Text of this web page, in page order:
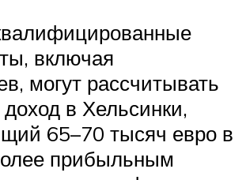
включая
могут рассчитывать
доход в Хельсинки,
65–70 тысяч евро в
прибыльным